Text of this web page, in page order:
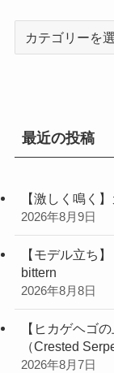
最近の投稿
【激しく鳴く
2026年8月9日
【モデル立ち
bittern
2026年8月8日
【ヒカゲヘゴ
（Crested
2026年8月7日